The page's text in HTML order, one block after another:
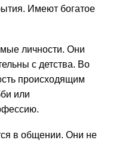
Имеют богатое
личности. Они
с детства. Во
происходящим
или
в общении. Они не